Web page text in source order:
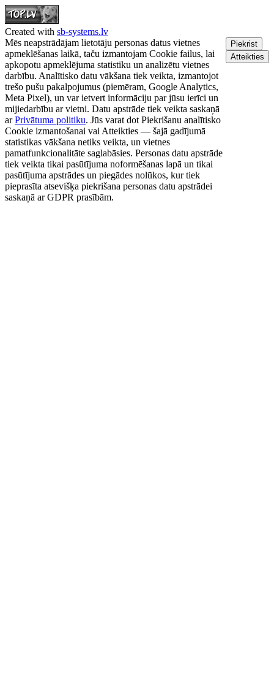
Created with sb-systems.lv
Mēs neapstrādājam lietotāju personas datus vietnes
apmeklēšanas laikā, taču izmantojam Cookie failus, lai
apkopotu apmeklējuma statistiku un analizētu vietnes
darbību. Analītisko datu vākšana tiek veikta, izmantojot
trešo pušu pakalpojumus (piemēram, Google Analytics,
Meta Pixel), un var ietvert informāciju par jūsu ierīci un
mijiedarbību ar vietni. Datu apstrāde tiek veikta saskaņā
arPrivātuma politiku. Jūs varat dot Piekrišanu analītisko
Cookie izmantošanai vai Atteikties — šajā gadījumā
statistikas vākšana netiks veikta, un vietnes
pamatfunkcionalitāte saglabāsies. Personas datu apstrāde
tiek veikta tikai pasūtījuma noformēšanas lapā un tikai
pasūtījuma apstrādes un piegādes nolūkos, kur tiek
pieprasīta atsevišķa piekrišana personas datu apstrādei
saskaņā ar GDPR prasībām.
Piekrist
Atteikties